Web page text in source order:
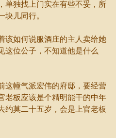
独找上门实在有些不妥，所
块儿同行。
如何说服酒庄的主人卖给她
这位公子，不知道他是什么
幢气派宏伟的府邸，要经营
老板应该是个精明能干的中年
约莫二十五岁，会是上官老板